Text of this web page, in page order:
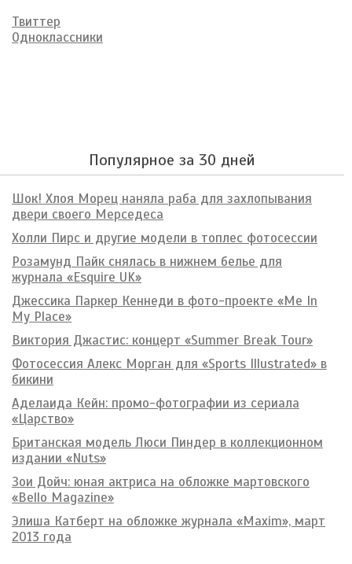
Твиттер
Одноклассники
Популярное за 30 дней
Шок! Хлоя Морец наняла раба для захлопывания
двери своего Мерседеса
Холли Пирс и другие модели в топлес фотосессии
Розамунд Пайк снялась в нижнем белье для
журнала «Esquire UK»
Джессика Паркер Кеннеди в фото-проекте «Me In
My Place»
Виктория Джастис: концерт «Summer Break Tour»
Фотосессия Алекс Морган для «Sports Illustrated» в
бикини
Аделаида Кейн: промо-фотографии из сериала
«Царство»
Британская модель Люси Пиндер в коллекционном
издании «Nuts»
Зои Дойч: юная актриса на обложке мартовского
«Bello Magazine»
Элиша Катберт на обложке журнала «Maxim», март
2013 года